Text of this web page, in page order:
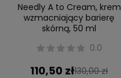
Needly A to Cream, krem
wzmacniający barierę
skórną, 50 ml
0.0
110,50 zł130,00 zł